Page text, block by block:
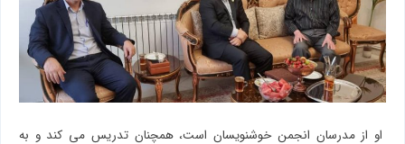
او از مدرسان انجمن خوشنویسان است، همچنان تدریس می کند و به